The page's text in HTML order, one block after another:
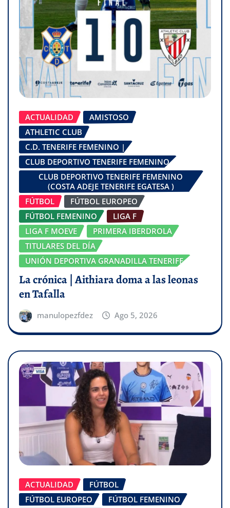
ACTUALIDAD
AMISTOSO
ATHLETIC CLUB
C.D. TENERIFE FEMENINO |
CLUB DEPORTIVO TENERIFE FEMENINO
CLUB DEPORTIVO TENERIFE FEMENINO
(COSTA ADEJE TENERIFE EGATESA )
FÚTBOL
FÚTBOL EUROPEO
FÚTBOL FEMENINO
LIGA F
LIGA F MOEVE
PRIMERA IBERDROLA
TITULARES DEL DÍA
UNIÓN DEPORTIVA GRANADILLA TENERIFE
La crónica | Aithiara doma a las leonas
en Tafalla
manulopezfdez Ago 5, 2026
ACTUALIDAD
FÚTBOL
FÚTBOL EUROPEO
FÚTBOL FEMENINO